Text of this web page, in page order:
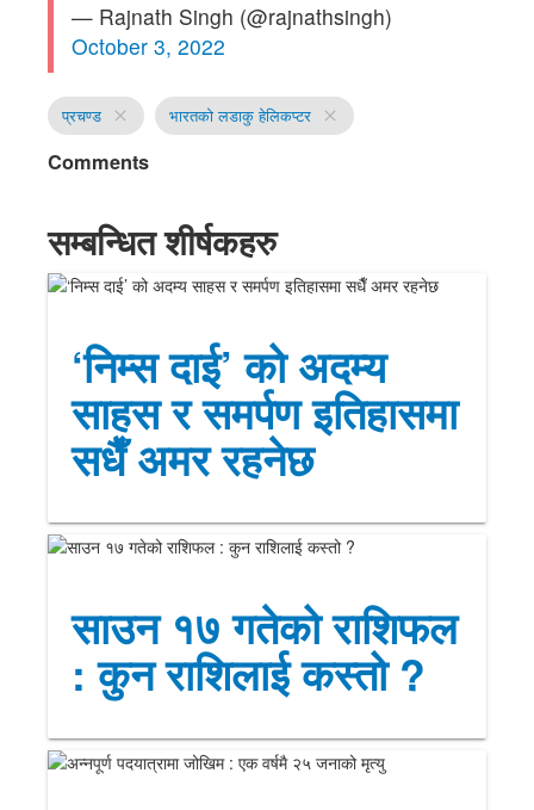
— Rajnath Singh (@rajnathsingh)
October 3, 2022
प्रचण्ड close भारतको लडाकु हेलिकप्टर close
Comments
सम्बन्धित शीर्षकहरु
‘निम्स दाई’ को अदम्य
साहस र समर्पण इतिहासमा
सधैँ अमर रहनेछ
साउन १७ गतेको राशिफल
: कुन राशिलाई कस्तो ?